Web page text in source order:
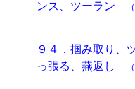
ンス、ツーラン
９４．掴み取り、
っ張る、燕返し